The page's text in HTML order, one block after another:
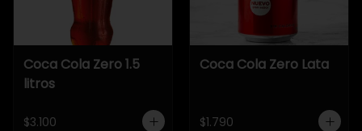
Coca Cola Zero 1.5
litros
$3.100
Coca Cola Zero Lata
$1.790